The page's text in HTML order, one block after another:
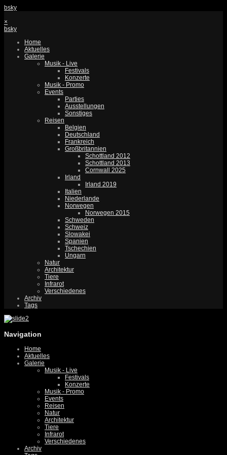
bsky
×
bsky
Home
Aktuelles
Galerie
Musik - Live
Festivals
Konzerte
Musik - Promo
Events
Parties
Ausstellungen
Sonstiges
Reisen
Belgien
Deutschland
Frankreich
Großbritannien
Schottland 2012
Schottland 2013
Cornwall 2025
Irland
Irland 2019
Italien
Niederlande
Norwegen
Norwegen 2015
Schweden
Schweiz
Slowakei
Spanien
Tschechien
Ungarn
Natur
Architektur
Tiere
Infrarot
Verschiedenes
Archiv
Tags
Navigation
Home
Aktuelles
Galerie
Musik - Live
Festivals
Konzerte
Musik - Promo
Events
Reisen
Natur
Architektur
Tiere
Infrarot
Verschiedenes
Archiv